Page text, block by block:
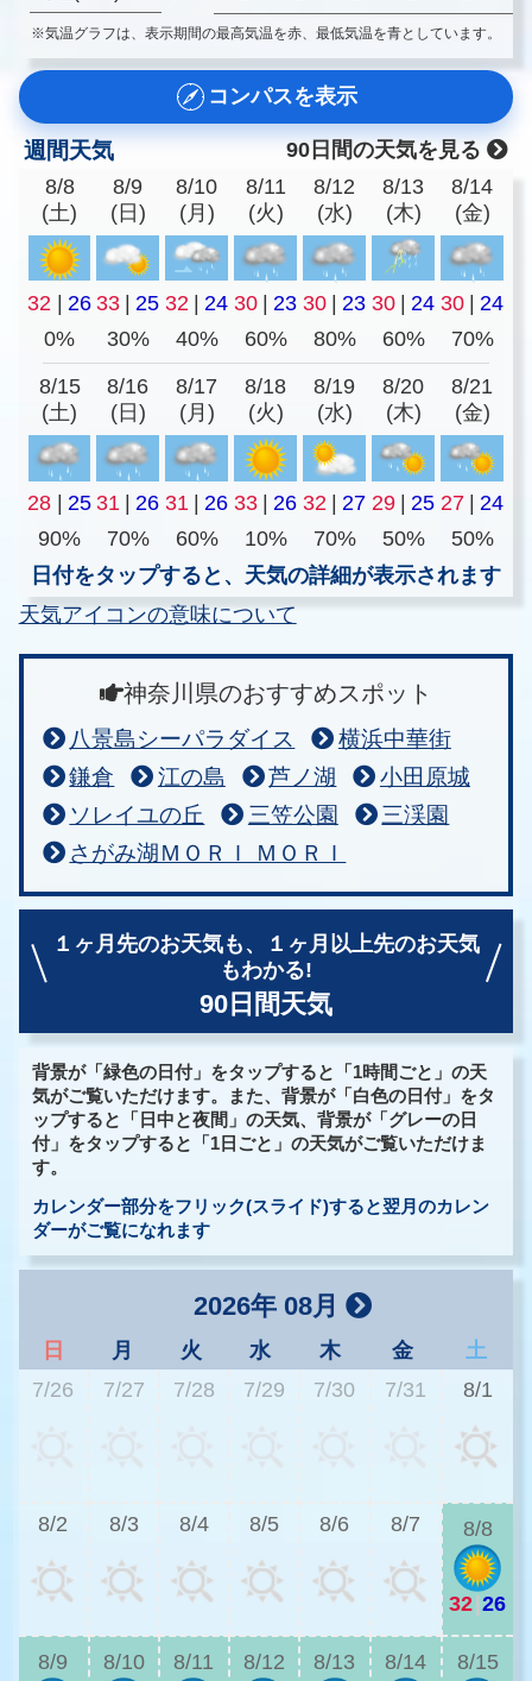
※気温グラフは、表示期間の最高気温を赤、最低気温を青としています。
コンパスを表示
週間天気
90日間の天気を見る
8/8
(土)
8/9
(日)
8/10
(月)
8/11
(火)
8/12
(水)
8/13
(木)
8/14
(金)
32 26 33 25 32 24 30 23 30 23 30 24 30
24
0%
30% 40% 60% 80% 60% 70%
8/15
(土)
8/16
(日)
8/17
(月)
8/18
(火)
8/19
(水)
8/20
(木)
8/21
(金)
28 25 31 26 31 26 33 26 32 27 29 25 27
24
90%
70% 60% 10% 70% 50%
50%
日付をタップすると、天気の詳細が表示されます
天気アイコンの意味について
神奈川県のおすすめスポット
八景島シーパラダイス
横浜中華街
鎌倉
江の島 芦ノ湖
小田原城
ソレイユの丘
三笠公園
三渓園
さがみ湖ＭＯＲＩ ＭＯＲＩ
１ヶ月先のお天気も、
１ヶ月以上先のお天気
もわかる!
90日間天気
背景が「緑色の日付」をタップすると「1時間ごと」の天
気がご覧いただけます。また、背景が「白色の日付」をタ
ップすると「日中と夜間」の天気、背景が「グレーの日
付」をタップすると「1日ごと」の天気がご覧いただけま
す。
カレンダー部分をフリック(スライド)すると翌月のカレン
ダーがご覧になれます
2026年 08月
日 月 火 水 木 金
土
7/26
7/27 7/28 7/29 7/30 7/31 8/1
8/2 8/3 8/4 8/5 8/6 8/7 8/8
32|26
8/9 8/10 8/11 8/12 8/13 8/14 8/15